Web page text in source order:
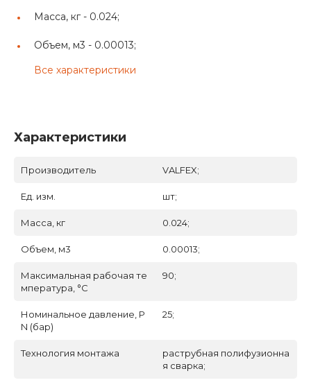
Масса, кг - 0.024;
Объем, м3 - 0.00013;
Все характеристики
Характеристики
Производитель VALFEX;
Ед. изм. шт;
Масса, кг 0.024;
Объем, м3 0.00013;
Максимальная рабочая те
мпература, °С
90;
Номинальное давление, P
N (бар)
25;
Технология монтажа
раструбная полифузионна
я сварка;